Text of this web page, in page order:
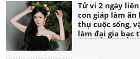
Tử vi 2 ngày
con giáp làm ăn
thụ cuộc sống,
làm đại gia bạc